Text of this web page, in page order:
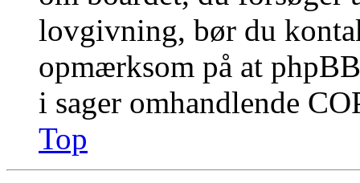
lovgivning, bør du
opmærksom på at
i sager omhandlende
Top